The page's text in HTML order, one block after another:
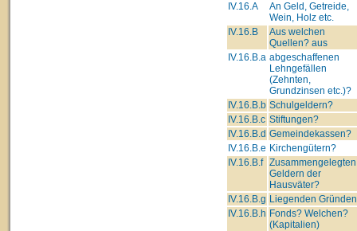
IV.16.A
An Geld, Getreide,
Wein, Holz etc.
IV.16.B
Aus welchen
Quellen? aus
IV.16.B.a abgeschaffenen
Lehngefällen
(Zehnten,
Grundzinsen etc.)?
IV.16.B.b Schulgeldern?
IV.16.B.c Stiftungen?
IV.16.B.d Gemeindekassen?
IV.16.B.e Kirchengütern?
IV.16.B.f Zusammengelegten
Geldern der
Hausväter?
IV.16.B.g Liegenden
IV.16.B.h Fonds? Welchen?
(Kapitalien)